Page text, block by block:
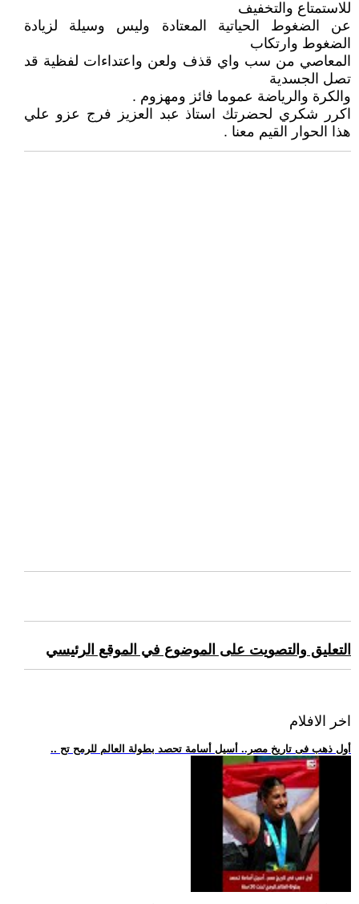
للاستمتاع والتخفيف
عن الضغوط الحياتية المعتادة وليس وسيلة لزيادة
الضغوط وارتكاب
المعاصي من سب واي قذف ولعن واعتداءات لفظية قد
تصل الجسدية
والكرة والرياضة عموما فائز ومهزوم .
اكرر شكري لحضرتك استاذ عبد العزيز فرج عزو علي
هذا الحوار القيم معنا .
التعليق والتصويت على الموضوع في الموقع الرئيسي
اخر الافلام
.. أول ذهب فى تاريخ مصر.. أسيل أسامة تحصد بطولة العالم للرمح تح